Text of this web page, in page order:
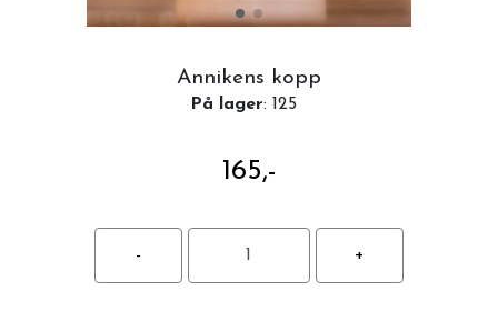
Annikens kopp
På lager: 125
165,-